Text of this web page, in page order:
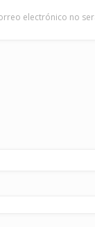
electrónico no